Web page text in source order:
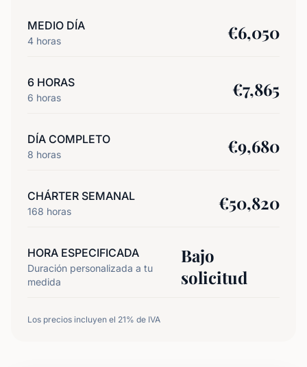
MEDIO DÍA
4 horas €6,050
6 HORAS
6 horas €7,865
DÍA COMPLETO
8 horas €9,680
CHÁRTER SEMANAL
168 horas €50,820
HORA ESPECIFICADA
Duración personalizada a tu
medida
Bajo
solicitud
Los precios incluyen el 21% de IVA